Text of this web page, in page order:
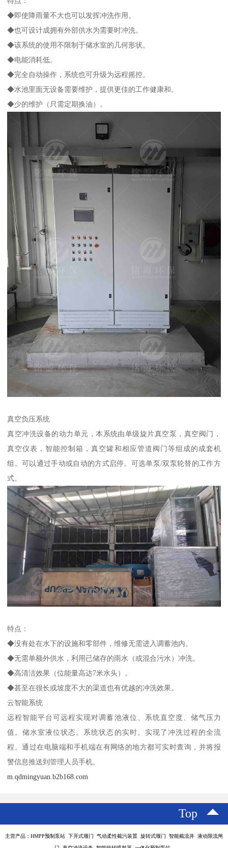
◆即使降雨量不大也可以发挥冲洗作用。
◆也可设计成拥有外部供水为需要时冲洗。
◆该系统的使用不限制于储水室的几何形状。
◆电能消耗低。
◆完全自动操作，系统也可升级为远程摇控。
◆水池里面无设备需要维护，提供更佳的工作健康和。
◆少的维护（只需定期换油）。
真空负压系统
真空冲洗设备的动力单元，本系统由单级旋片真空泵，真空阀门，
真空仪表，智能控制箱，真空罐和相应管道阀门等组成的成套机
组。可以通过手动或自动的方式启停。可选单泵/双泵轮替的工作方
式。
特点：
◆没有处在水下的设施和零部件，维修无需进入调蓄池内。
◆无需单额外供水，利用已储存的雨水（或混合污水）冲洗。
◆高清洁效果（位能量高达7米水头）。
◆甚至在很长或坡度不大的渠道也有优越的冲洗效果。
云智能系统
远程智能平台可远程实现对调蓄池液位、系统直空度、储气压力
值。储水室液位状态。系统状态的实时。实现了冲洗过程的全流
程。通过在电脑端和手机端在有网络的地方都可实时查询，并将报
警信息推送到管理人员手机。
m.qdmingyuan.b2b168.com
Top
主营产品：HMPP预制泵站 下开式堰门 气动柔性截污装置 旋转式堰门 智能截流井 液动限流闸